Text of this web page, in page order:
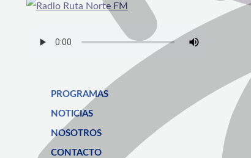
PROGRAMAS
NOTICIAS
NOSOTROS
CONTACTO